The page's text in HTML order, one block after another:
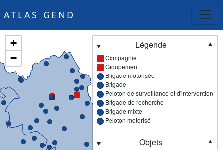
ATLAS GEND
+
−
Légende
▼
Compagnie
Groupement
Brigade motorisée
Brigade
Peloton de surveillance et d'intervention
Brigade de recherche
Brigade mixte
Peloton motorisé
Objets
▼